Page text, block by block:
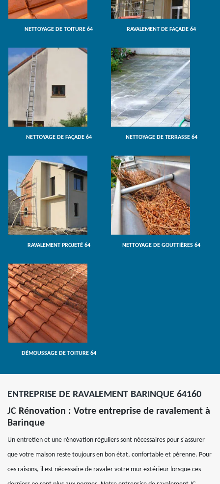
NETTOYAGE DE TOITURE 64 RAVALEMENT DE FAÇADE 64
NETTOYAGE DE FAÇADE 64 NETTOYAGE DE TERRASSE 64
RAVALEMENT PROJETÉ 64 NETTOYAGE DE GOUTTIÈRES 64
DÉMOUSSAGE DE TOITURE 64
ENTREPRISE DE RAVALEMENT BARINQUE 64160
JC Rénovation : Votre entreprise de ravalement à
Barinque
Un entretien et une rénovation réguliers sont nécessaires pour s'assurer
que votre maison reste toujours en bon état, confortable et pérenne. Pour
ces raisons, il est nécessaire de ravaler votre mur extérieur lorsque ces